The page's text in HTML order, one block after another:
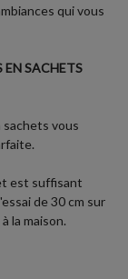
qui vous
EN SACHETS
vous
est suffisant
de 30 cm sur
la maison.